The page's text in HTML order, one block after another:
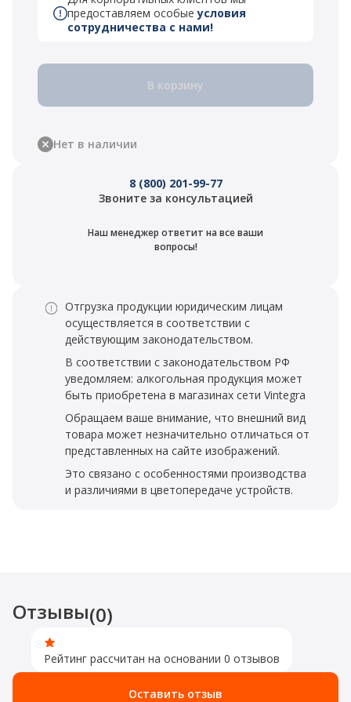
предоставляем особыеусловия
сотрудничества с нами!
В корзину
Нет в наличии
8 (800) 201-99-77
Звоните за консультацией
Наш менеджер ответит на все ваши
вопросы!
Отгрузка продукции юридическим лицам
осуществляется в соответствии с
действующим законодательством.
В соответствии с законодательством РФ
уведомляем: алкогольная продукция может
быть приобретена в магазинах сети Vintegra
Обращаем ваше внимание, что внешний вид
товара может незначительно отличаться от
представленных на сайте изображений.
Это связано с особенностями производства
и различиями в цветопередаче устройств.
Отзывы(0)
Рейтинг рассчитан на основании 0 отзывов
Оставить отзыв